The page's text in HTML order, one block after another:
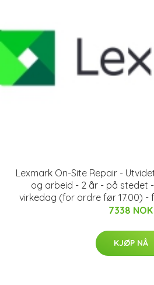
Lexmark On-Site Repair -
og arbeid - 2 år - på stedet
virkedag (for ordre før 17.00) -
7338 NOK
KJØP NÅ